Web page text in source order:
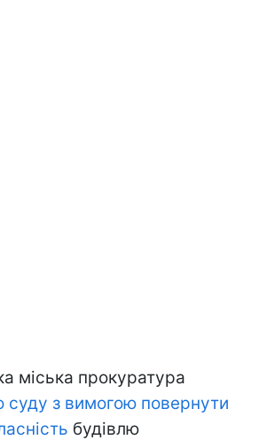
міська прокуратура
суду з вимогою повернути
будівлю